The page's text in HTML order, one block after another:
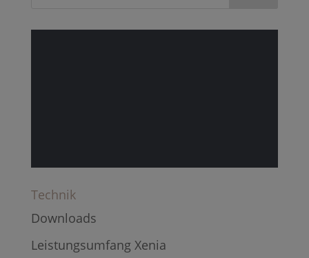
Technik
Downloads
Leistungsumfang Xenia